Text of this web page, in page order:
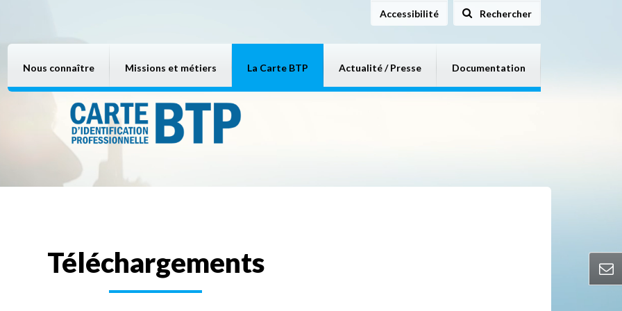
Accessibilité Rechercher
Nous connaître Missions et métiers La Carte BTP Actualité / Presse Documentation
Téléchargements